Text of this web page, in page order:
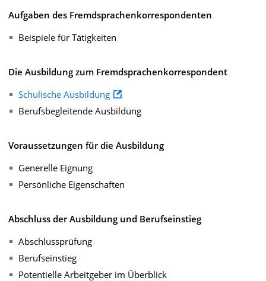
Aufgaben des Fremdsprachenkorrespondenten
Beispiele für Tätigkeiten
Die Ausbildung zum Fremdsprachenkorrespondent
Schulische Ausbildung
Berufsbegleitende Ausbildung
Voraussetzungen für die Ausbildung
Generelle Eignung
Persönliche Eigenschaften
Abschluss der Ausbildung und Berufseinstieg
Abschlussprüfung
Berufseinstieg
Potentielle Arbeitgeber im Überblick